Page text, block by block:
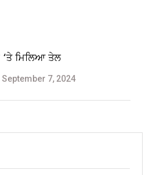
‘ਤੇ ਮਿਲਿਆ ਤੇਲ
September 7, 2024